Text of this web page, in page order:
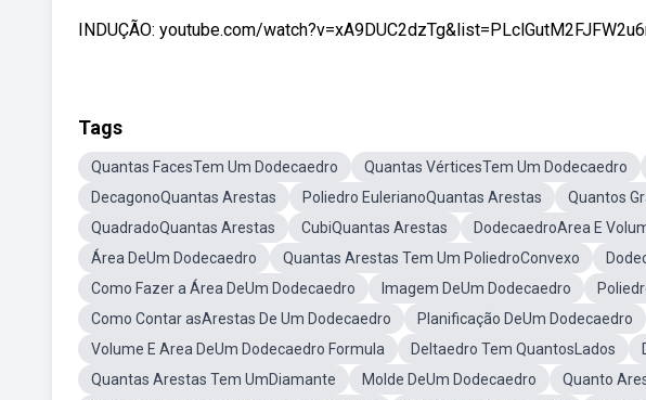
INDUÇÃO: youtube.com/
Tags
Quantas FacesTem Um Dodecaedro Quantas VérticesTem Um Dodecaedro
DecagonoQuantas Arestas
Poliedro EulerianoQuantas Arestas
Quantos
QuadradoQuantas Arestas
CubiQuantas Arestas DodecaedroArea E
Área DeUm Dodecaedro
Quantas Arestas Tem Um PoliedroConvexo
Como Fazer a Área DeUm Dodecaedro
Imagem DeUm Dodecaedro
Como Contar asArestas De Um Dodecaedro
Planificação DeUm Dodecaedro
Volume E Area DeUm Dodecaedro Formula
Deltaedro Tem QuantosLados
Quantas Arestas Tem UmDiamante
Molde DeUm Dodecaedro
Quanto